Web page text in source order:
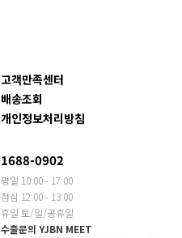
고객만족센터
배송조회
개인정보처리방침
1688-0902
평일 10:00 - 17:00
점심 12:00 - 13:00
휴일 토/일/공휴일
수출문의 YJBN MEET